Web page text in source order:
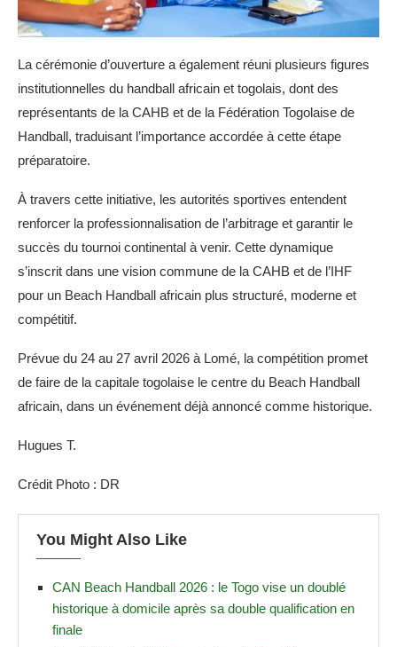
La cérémonie d’ouverture a également réuni plusieurs figures
institutionnelles du handball africain et togolais, dont des
représentants de la CAHB et de la Fédération Togolaise de
Handball, traduisant l’importance accordée à cette étape
préparatoire.
À travers cette initiative, les autorités sportives entendent
renforcer la professionnalisation de l’arbitrage et garantir le
succès du tournoi continental à venir. Cette dynamique
s’inscrit dans une vision commune de la CAHB et de l’IHF
pour un Beach Handball africain plus structuré, moderne et
compétitif.
Prévue du 24 au 27 avril 2026 à Lomé, la compétition promet
de faire de la capitale togolaise le centre du Beach Handball
africain, dans un événement déjà annoncé comme historique.
Hugues T.
Crédit Photo : DR
You Might Also Like
CAN Beach Handball 2026 : le Togo vise un doublé
historique à domicile après sa double qualification en
finale